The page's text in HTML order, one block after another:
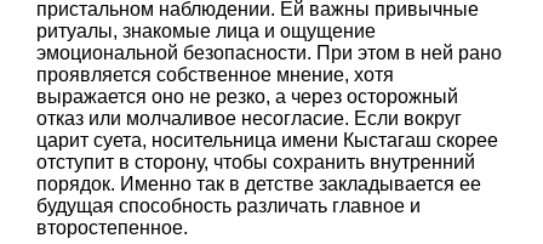
пристальном наблюдении. Ей важны привычные
ритуалы, знакомые лица и ощущение
эмоциональной безопасности. При этом в ней рано
проявляется собственное мнение, хотя
выражается оно не резко, а через осторожный
отказ или молчаливое несогласие. Если вокруг
царит суета, носительница имени Кыстагаш скорее
отступит в сторону, чтобы сохранить внутренний
порядок. Именно так в детстве закладывается ее
будущая способность различать главное и
второстепенное.